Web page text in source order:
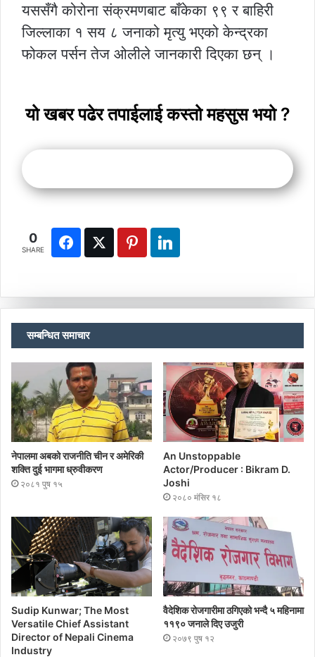
यससँगै कोरोना संक्रमणबाट बाँकेका ९९ र बाहिरी
जिल्लाका १ सय ८ जनाको मृत्यु भएको केन्द्रका
फोकल पर्सन तेज ओलीले जानकारी दिएका छन् ।
यो खबर पढेर तपाईलाई कस्तो महसुस भयो ?
0
SHARE
सम्बन्धित समाचार
नेपालमा अबको राजनीति चीन र अमेरिकी
शक्ति दुई भागमा ध्रुवीकरण
२०८१ पुष १५
An Unstoppable
Actor/Producer : Bikram D.
Joshi
२०८० मंसिर १८
Sudip Kunwar; The Most
Versatile Chief Assistant
Director of Nepali Cinema
Industry
वैदेशिक रोजगारीमा ठगिएको भन्दै ५ महिनामा
११९० जनाले दिए उजुरी
२०७९ पुष १२